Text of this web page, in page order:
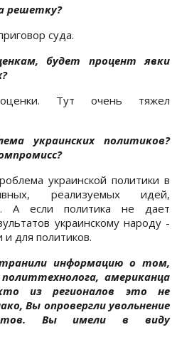
решетку?
суда.
будет процент явки
Тут очень тяжел
украинских политиков?
украинской политики в
реализуемых идей,
А если политика не дает
украинскому народу -
и для политиков.
информацию о том,
американца
из регионалов это не
Вы опровергли увольнение
Вы имели в виду